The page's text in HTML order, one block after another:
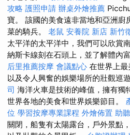
攻略 護照申請 辦桌外燴推薦
寶。 該國的美食遠非當地和亞洲廚
菜的騎兵。 老鼠 安養院 新店 新竹
太平洋的太平洋中，我們可以欣賞
納斯卡線刻在石頭上，並了解體內
后里推薦按摩 會議點心 在世界上
以及令人興奮的娛樂場所的壯觀巡
司 海洋火車是技術的峰值，擁有獨
世界各地的美食和世界娛樂節目。
位 學習按摩專業課程 外燴佈置 助
關閉，船隻有太陽露台，戶外景點